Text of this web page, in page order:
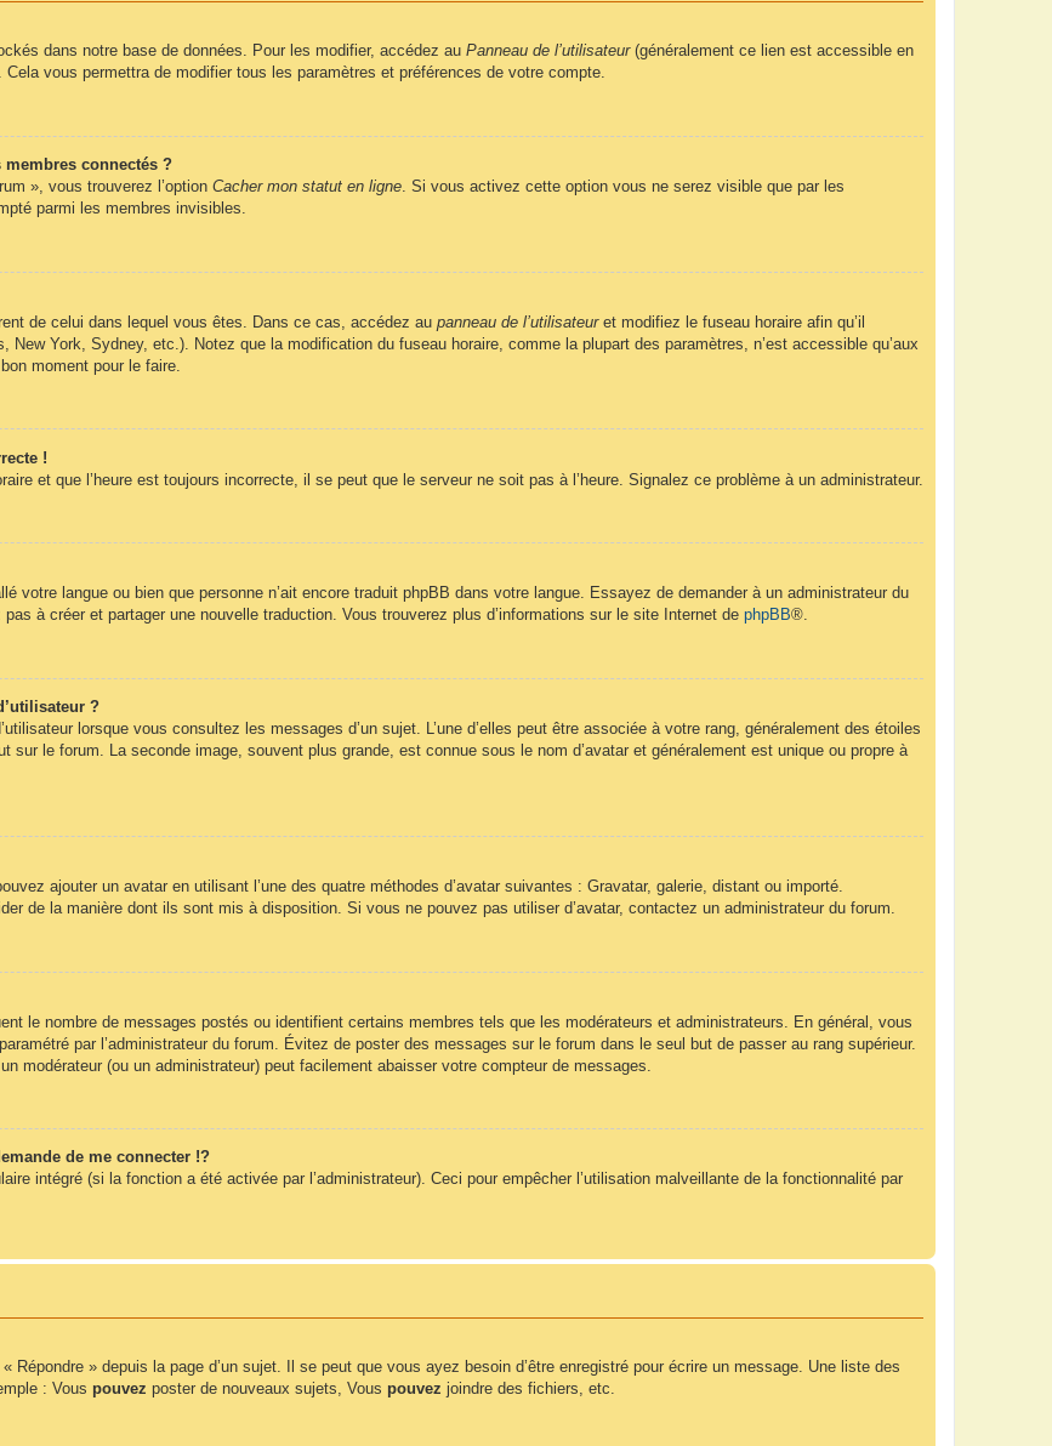
dans notre base de données. Pour les modifier, accédez au Panneau de l’utilisateur(généralement ce lien est accessible en
vous permettra de modifier tous les paramètres et préférences de votre compte.
membres connectés ?
», vous trouverez l’option Cacher mon statut en ligne. Si vous activez cette option vous ne serez visible que par les
parmi les membres invisibles.
de celui dans lequel vous êtes. Dans ce cas, accédez au panneau de l’utilisateuret modifiez le fuseau horaire afin qu’il
York, Sydney, etc.). Notez que la modification du fuseau horaire, comme la plupart des paramètres, n’est accessible qu’aux
moment pour le faire.
!
et que l’heure est toujours incorrecte, il se peut que le serveur ne soit pas à l’heure. Signalez ce problème à un administrateur.
votre langue ou bien que personne n’ait encore traduit phpBB dans votre langue. Essayez de demander à un administrateur du
à créer et partager une nouvelle traduction. Vous trouverez plus d’informations sur le site Internet de phpBB®.
?
lorsque vous consultez les messages d’un sujet. L’une d’elles peut être associée à votre rang, généralement des étoiles
le forum. La seconde image, souvent plus grande, est connue sous le nom d’avatar et généralement est unique ou propre à
ajouter un avatar en utilisant l’une des quatre méthodes d’avatar suivantes : Gravatar, galerie, distant ou importé.
de la manière dont ils sont mis à disposition. Si vous ne pouvez pas utiliser d’avatar, contactez un administrateur du forum.
le nombre de messages postés ou identifient certains membres tels que les modérateurs et administrateurs. En général, vous
par l’administrateur du forum. Évitez de poster des messages sur le forum dans le seul but de passer au rang supérieur.
modérateur (ou un administrateur) peut facilement abaisser votre compteur de messages.
de me connecter !?
intégré (si la fonction a été activée par l’administrateur). Ceci pour empêcher l’utilisation malveillante de la fonctionnalité par
Répondre » depuis la page d’un sujet. Il se peut que vous ayez besoin d’être enregistré pour écrire un message. Une liste des
: Vous pouvez poster de nouveaux sujets, Vous pouvez joindre des fichiers, etc.